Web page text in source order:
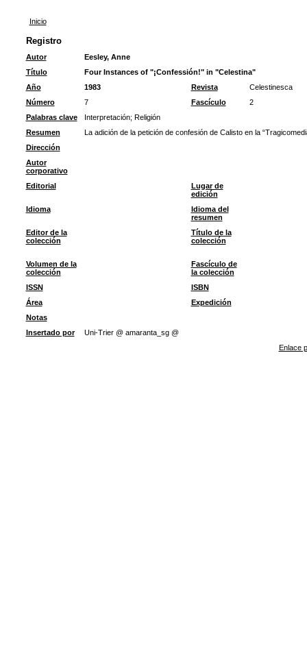
Inicio
Registro
Autor
Eesley, Anne
Título
Four Instances of "¡Confessión!" in "Celestina"
Año
1983 Revista
Celestinesca
Número
7 Fascículo
2
Palabras clave
Interpretación; Religión
Resumen
La adición de la petición de confesión de Calisto en la
Dirección
Autor
corporativo
Editorial
Lugar de
edición
Idioma
Idioma del
resumen
Editor de la
colección
Título de la
colección
Volumen de la
colección
Fascículo de
la colección
ISSN
ISBN
Área
Expedición
Notas
Insertado por
Uni-Trier @ amaranta_sg @
Enlace